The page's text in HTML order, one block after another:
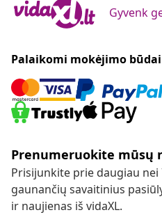
Gyvenk
Palaikomi mokėjimo būdai
Prenumeruokite mūsų
Prisijunkite prie daugiau nei
gaunančių savaitinius
ir naujienas iš vidaXL.